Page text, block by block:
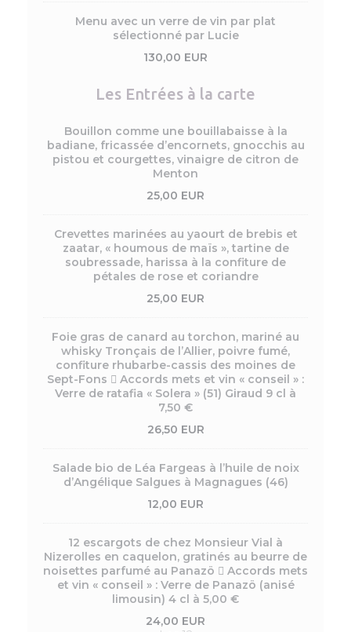
Menu avec un verre de vin par plat
sélectionné par Lucie
130,00 EUR
Les Entrées à la carte
Bouillon comme une bouillabaisse à la
badiane, fricassée d’encornets, gnocchis au
pistou et courgettes, vinaigre de citron de
Menton
25,00 EUR
Crevettes marinées au yaourt de brebis et
zaatar, « houmous de maïs », tartine de
soubressade, harissa à la confiture de
pétales de rose et coriandre
25,00 EUR
Foie gras de canard au torchon, mariné au
whisky Tronçais de l’Allier, poivre fumé,
confiture rhubarbe-cassis des moines de
Sept-Fons  Accords mets et vin « conseil » :
Verre de ratafia « Solera » (51) Giraud 9 cl à
7,50 €
26,50 EUR
Salade bio de Léa Fargeas à l’huile de noix
d’Angélique Salgues à Magnagues (46)
12,00 EUR
12 escargots de chez Monsieur Vial à
Nizerolles en caquelon, gratinés au beurre de
noisettes parfumé au Panazö  Accords mets
et vin « conseil » : Verre de Panazö (anisé
limousin) 4 cl à 5,00 €
24,00 EUR